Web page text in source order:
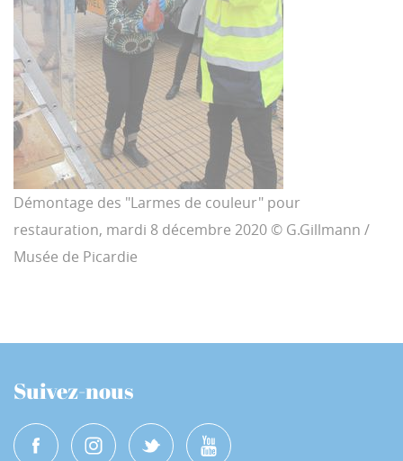
Démontage des "Larmes de couleur" pour
restauration, mardi 8 décembre 2020 © G.Gillmann /
Musée de Picardie
Suivez-nous